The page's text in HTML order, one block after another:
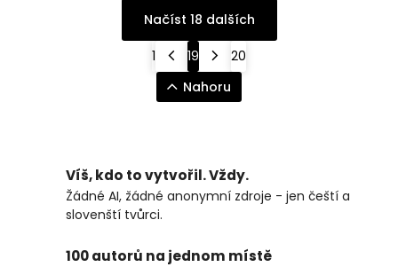
Načíst 18 dalších
1 19
20
Nahoru
Víš, kdo to vytvořil. Vždy.
Žádné AI, žádné anonymní zdroje - jen čeští a
slovenští tvůrci.
100 autorů na jednom místě